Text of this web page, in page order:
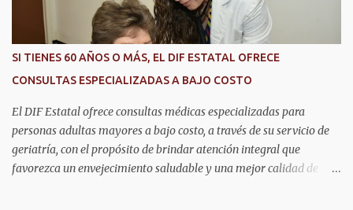
adquirir un inmueble. "Hay unos anuncios que anuncian
desarrollos que como Ciudad Maderas, ese desarrollo no está
autorizado ni existe en Aguascalientes, es en Jalisco, entonces luego
se distorsiona la información, ‘terrenos en Aguascalientes’, no, aquí
no hay ningún desarrollo autorizado con ese nombre y tengo
entendido que está en Jalisco", dijo. En este sen...
SI TIENES 60 AÑOS O MÁS, EL DIF ESTATAL OFRECE
CONSULTAS ESPECIALIZADAS A BAJO COSTO
El DIF Estatal ofrece consultas médicas especializadas para
personas adultas mayores a bajo costo, a través de su servicio de
geriatría, con el propósito de brindar atención integral que
favorezca un envejecimiento saludable y una mejor calidad de